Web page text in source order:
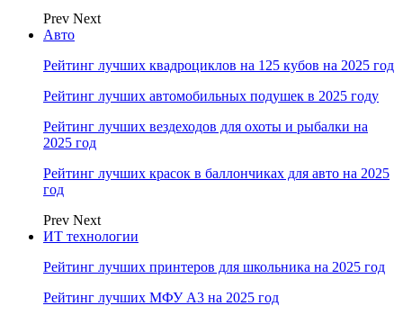
Prev Next
Авто
Рейтинг лучших квадроциклов на 125 кубов на 2025 год
Рейтинг лучших автомобильных подушек в 2025 году
Рейтинг лучших вездеходов для охоты и рыбалки на
2025 год
Рейтинг лучших красок в баллончиках для авто на 2025
год
Prev Next
ИТ технологии
Рейтинг лучших принтеров для школьника на 2025 год
Рейтинг лучших МФУ А3 на 2025 год